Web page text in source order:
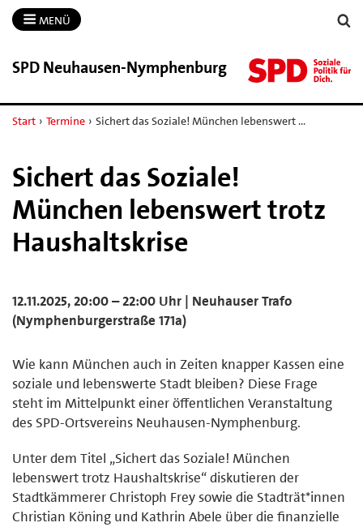
MENÜ
SPD Neuhausen-​Nymphenburg
Start › Termine › Sichert das Soziale! München lebenswert …
Sichert das Soziale!
München lebenswert trotz
Haushaltskrise
12.11.2025, 20:00 – 22:00 Uhr | Neuhauser Trafo
(Nymphenburgerstraße 171a)
Wie kann München auch in Zeiten knapper Kassen eine
soziale und lebenswerte Stadt bleiben? Diese Frage
steht im Mittelpunkt einer öffentlichen Veranstaltung
des SPD-Ortsvereins Neuhausen-Nymphenburg.
Unter dem Titel „Sichert das Soziale! München
lebenswert trotz Haushaltskrise“ diskutieren der
Stadtkämmerer Christoph Frey sowie die Stadträt*innen
Christian Köning und Kathrin Abele über die finanzielle